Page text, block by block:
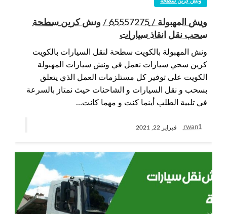
ونش المهبولة / 65557275 / ونش كرين سطحة
سحب نقل انقاذ سيارات
ونش المهبولة بالكويت سطحة لنقل السيارات بالكويت
كرين سحي سيارات نعمل في ونش سيارات المهبولة
الكويت على توفير كل مستلزمات العمل الذي يتعلق
بسحب و نقل السيارات و الشاحنات حيث نمتاز بالسرعة
في تلبية الطلب أينما كنت و مهما كانت…
rwan1 فبراير 22, 2021